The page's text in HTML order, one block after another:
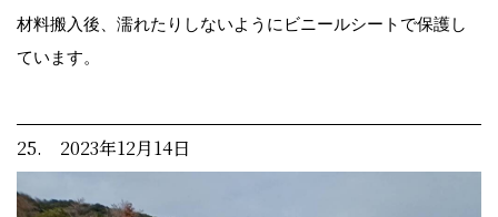
材料搬入後、濡れたりしないようにビニールシートで保護し
ています。
25. 2023年12月14日